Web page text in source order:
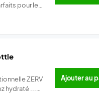
pour le
ZERV
hydraté ...
Ajouter au